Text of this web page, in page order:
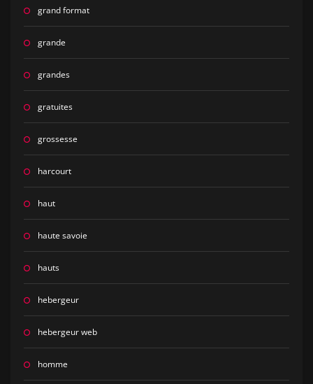
grand format
grande
grandes
gratuites
grossesse
harcourt
haut
haute savoie
hauts
hebergeur
hebergeur web
homme